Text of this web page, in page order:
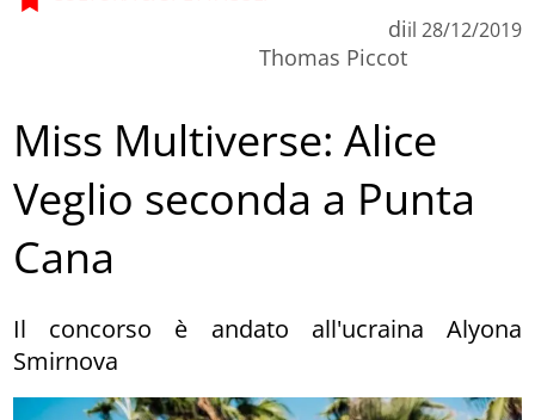
di
Thomas Piccot
il 28/12/2019
Miss Multiverse: Alice
Veglio seconda a Punta
Cana
Il concorso è andato all'ucraina Alyona
Smirnova